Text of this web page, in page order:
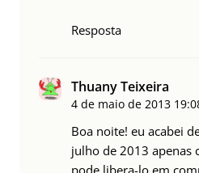
Resposta
Thuany Teixeira
4 de maio de 2013
Boa noite! eu acabei
julho de 2013 apenas